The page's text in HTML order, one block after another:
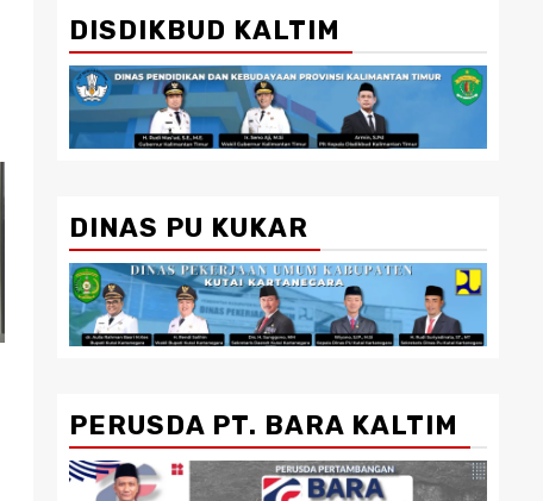
DISDIKBUD KALTIM
DINAS PU KUKAR
PERUSDA PT. BARA KALTIM